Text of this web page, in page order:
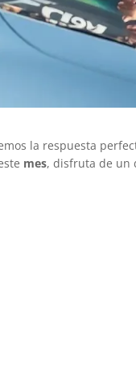
la respuesta
mes, disfruta de un